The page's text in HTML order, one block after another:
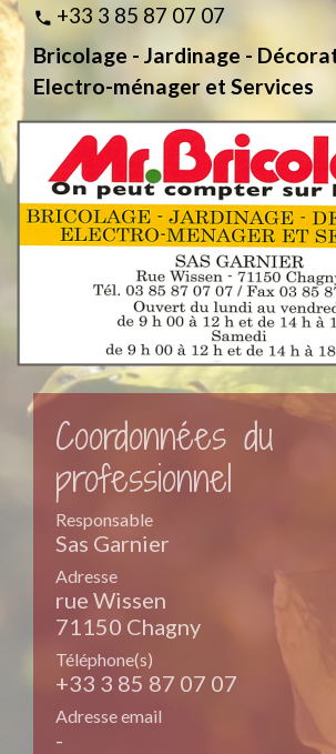
phone +33 3 85 87 07 07
Bricolage - Jardinage -
Electro-ménager et Services
Coordonnées du
professionnel
Responsable
Sas Garnier
Adresse
rue Wissen
71150 Chagny
Téléphone(s)
+33 3 85 87 07 07
Adresse email
-